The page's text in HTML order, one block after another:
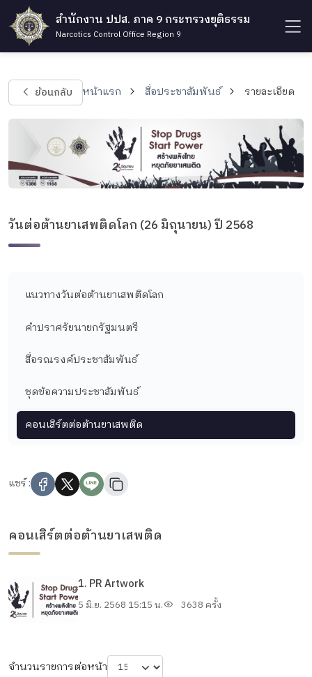
สำนักงาน ปปส. ภาค 9 กระทรวงยุติธรรม
Narcotics Control Office Region 9
ย้อนกลับ หน้าแรก สื่อประชาสัมพันธ์ รายละเอียด
วันต่อต้านยาเสพติดโลก (26 มิถุนายน) ปี 2568
แนวทางวันต่อต้านยาเสพติดโลก
คำปราศรัยนายกรัฐมนตรี
สื่อรณรงค์ประชาสัมพันธ์
ชุดข้อความประชาสัมพันธ์
คอนเสิร์ตต่อต้านยาเสพติด
แชร์ :
คอนเสิร์ตต่อต้านยาเสพติด
1. PR Artwork
5 มิ.ย. 2568 15:15 น. 3638 ครั้ง
จำนวนรายการต่อหน้า